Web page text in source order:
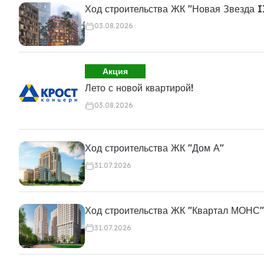
Ход строительства ЖК "Новая Звезда
03.08.2026
Акция
Лето с новой квартирой!
03.08.2026
Ход строительства ЖК "Дом А"
31.07.2026
Ход строительства ЖК "Квартал МОНС"
31.07.2026